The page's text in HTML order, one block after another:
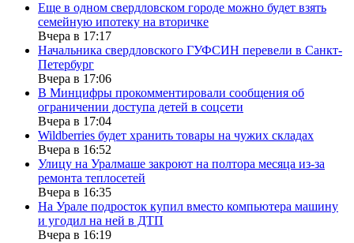
Еще в одном свердловском городе можно будет взять
семейную ипотеку на вторичке
Вчера в 17:17
Начальника свердловского ГУФСИН перевели в Санкт-
Петербург
Вчера в 17:06
В Минцифры прокомментировали сообщения об
ограничении доступа детей в соцсети
Вчера в 17:04
Wildberries будет хранить товары на чужих складах
Вчера в 16:52
Улицу на Уралмаше закроют на полтора месяца из-за
ремонта теплосетей
Вчера в 16:35
На Урале подросток купил вместо компьютера машину
и угодил на ней в ДТП
Вчера в 16:19